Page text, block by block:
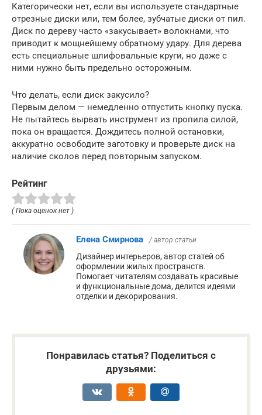
Категорически нет, если вы используете стандартные
отрезные диски или, тем более, зубчатые диски от пил.
Диск по дереву часто «закусывает» волокнами, что
приводит к мощнейшему обратному удару. Для дерева
есть специальные шлифовальные круги, но даже с
ними нужно быть предельно осторожным.
Что делать, если диск закусило?
Первым делом — немедленно отпустить кнопку пуска.
Не пытайтесь вырвать инструмент из пропила силой,
пока он вращается. Дождитесь полной остановки,
аккуратно освободите заготовку и проверьте диск на
наличие сколов перед повторным запуском.
Рейтинг
( Пока оценок нет )
Елена Смирнова / автор статьи
Дизайнер интерьеров, автор статей об
оформлении жилых пространств.
Помогает читателям создавать красивые
и функциональные дома, делится идеями
отделки и декорирования.
Понравилась статья? Поделиться с
друзьями: